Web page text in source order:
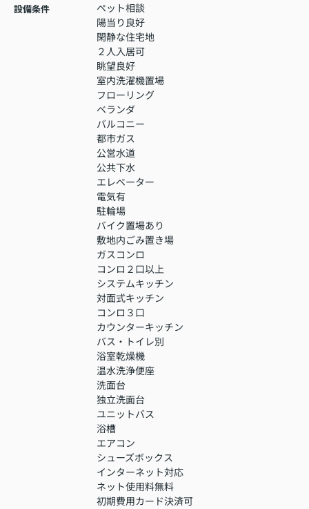
設備条件
ペット相談
陽当り良好
閑静な住宅地
２人入居可
眺望良好
室内洗濯機置場
フローリング
ベランダ
バルコニー
都市ガス
公営水道
公共下水
エレベーター
電気有
駐輪場
バイク置場あり
敷地内ごみ置き場
ガスコンロ
コンロ２口以上
システムキッチン
対面式キッチン
コンロ３口
カウンターキッチン
バス・トイレ別
浴室乾燥機
温水洗浄便座
洗面台
独立洗面台
ユニットバス
浴槽
エアコン
シューズボックス
インターネット対応
ネット使用料無料
初期費用カード決済可